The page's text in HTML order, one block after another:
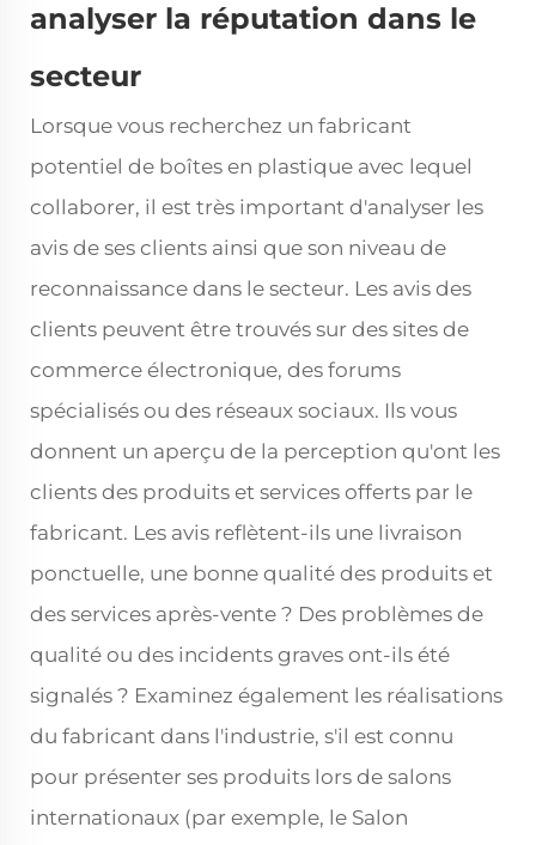
analyser la réputation dans le
secteur
Lorsque vous recherchez un fabricant
potentiel de boîtes en plastique avec lequel
collaborer, il est très important d'analyser les
avis de ses clients ainsi que son niveau de
reconnaissance dans le secteur. Les avis des
clients peuvent être trouvés sur des sites de
commerce électronique, des forums
spécialisés ou des réseaux sociaux. Ils vous
donnent un aperçu de la perception qu'ont les
clients des produits et services offerts par le
fabricant. Les avis reflètent-ils une livraison
ponctuelle, une bonne qualité des produits et
des services après-vente ? Des problèmes de
qualité ou des incidents graves ont-ils été
signalés ? Examinez également les réalisations
du fabricant dans l'industrie, s'il est connu
pour présenter ses produits lors de salons
internationaux (par exemple, le Salon